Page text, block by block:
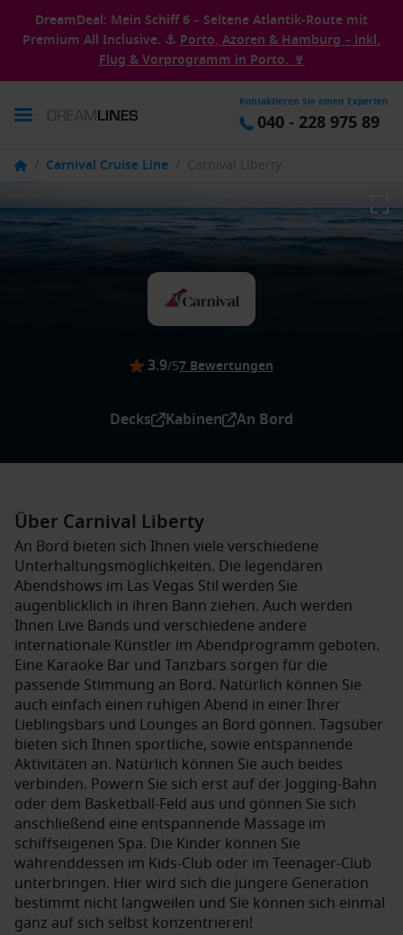
DreamDeal: Mein Schiff 6 – Seltene Atlantik-Route mit
Premium All Inclusive. ⚓ Porto, Azoren & Hamburg – inkl.
Flug & Vorprogramm in Porto. 🍷
Kontaktieren Sie einen Experten
040 - 228 975 89
/ Carnival Cruise Line / Carnival Liberty
3.9/57 Bewertungen
Decks Kabinen An Bord
Über Carnival Liberty
An Bord bieten sich Ihnen viele verschiedene
Unterhaltungsmöglichkeiten. Die legendären
Abendshows im Las Vegas Stil werden Sie
augenblicklich in ihren Bann ziehen. Auch werden
Ihnen Live Bands und verschiedene andere
internationale Künstler im Abendprogramm geboten.
Eine Karaoke Bar und Tanzbars sorgen für die
passende Stimmung an Bord. Natürlich können Sie
auch einfach einen ruhigen Abend in einer Ihrer
Lieblingsbars und Lounges an Bord gönnen. Tagsüber
bieten sich Ihnen sportliche, sowie entspannende
Aktivitäten an. Natürlich können Sie auch beides
verbinden. Powern Sie sich erst auf der Jogging-Bahn
oder dem Basketball-Feld aus und gönnen Sie sich
anschließend eine entspannende Massage im
schiffseigenen Spa. Die Kinder können Sie
währenddessen im Kids-Club oder im Teenager-Club
unterbringen. Hier wird sich die jüngere Generation
bestimmt nicht langweilen und Sie können sich einmal
ganz auf sich selbst konzentrieren!